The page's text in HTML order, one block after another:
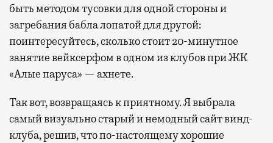
быть методом тусовки для одной стороны и
загребания бабла лопатой для другой:
поинтересуйтесь, сколько стоит 20-минутное
занятие вейксерфом в одном из клубов при ЖК
«Алые паруса» — ахнете.
Так вот, возвращаясь к приятному. Я выбрала
самый визуально старый и немодный сайт винд-
клуба, решив, что по-настоящему хорошие